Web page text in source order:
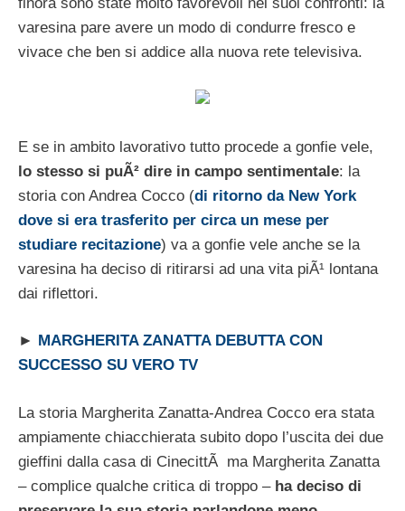
varesina pare avere un modo di condurre fresco e
vivace che ben si addice alla nuova rete televisiva.
E se in ambito lavorativo tutto procede a gonfie vele,
lo stesso si puÃ² dire in campo sentimentale: la
storia con Andrea Cocco (di ritorno da New York
dove si era trasferito per circa un mese per
studiare recitazione) va a gonfie vele anche se la
varesina ha deciso di ritirarsi ad una vita piÃ¹ lontana
dai riflettori.
►
MARGHERITA ZANATTA DEBUTTA CON
SUCCESSO SU VERO TV
La storia Margherita Zanatta-Andrea Cocco era stata
ampiamente chiacchierata subito dopo l’uscita dei due
gieffini dalla casa di CinecittÃ ma Margherita Zanatta
– complice qualche critica di troppo –ha deciso di